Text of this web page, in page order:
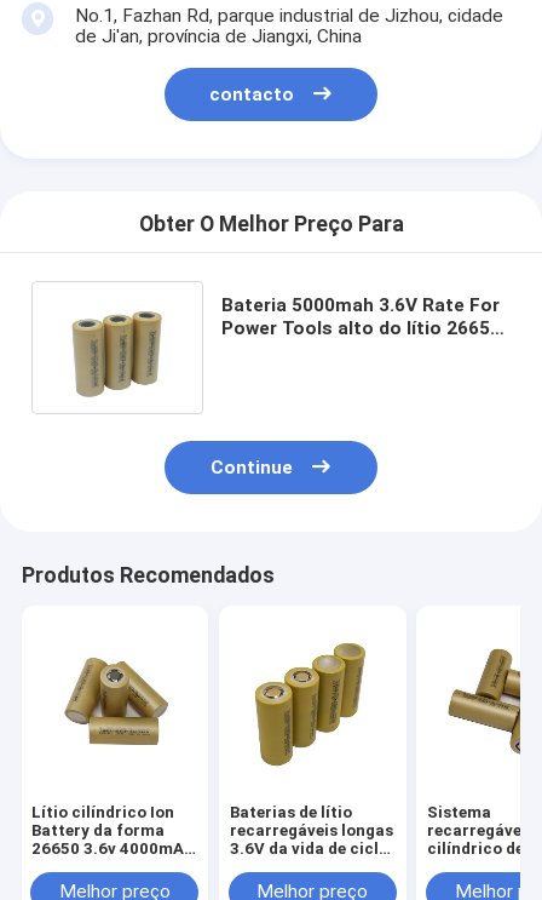
No.1, Fazhan Rd, parque industrial de Jizhou, cidade
de Ji'an, província de Jiangxi, China
contacto
Obter O Melhor Preço Para
Bateria 5000mah 3.6V Rate For
Power Tools alto do lítio 26650
Continue
Produtos Recomendados
Lítio cilíndrico Ion
Battery da forma
26650 3.6v 4000mAh
Melhor preço
Baterias de lítio
recarregáveis longas
3.6V da vida de ciclo
Melhor preço
Sistema
recarregável
cilíndrico de
Ion Battery
Melhor